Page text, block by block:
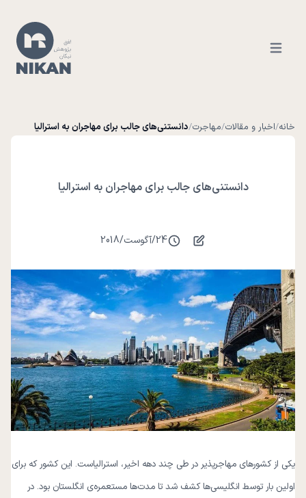
Open
خانه/اخبار و مقالات/مهاجرت/دانستنی‌های جالب برای مهاجران به استرالیا
دانستنی‌های جالب برای مهاجران به استرالیا
24
/آگوست/
2018
یکی از کشورهای مهاجرپذیر در طی چند دهه اخیر، استرالیاست. این کشور که برای
اولین بار توسط انگلیسی‌ها کشف شد تا مدت‌ها مستعمره‌ی انگلستان بود. در